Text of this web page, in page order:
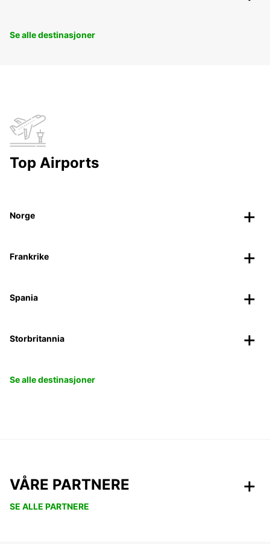
Se alle destinasjoner
Top Airports
Norge
Frankrike
Spania
Storbritannia
Se alle destinasjoner
VÅRE PARTNERE
SE ALLE PARTNERE